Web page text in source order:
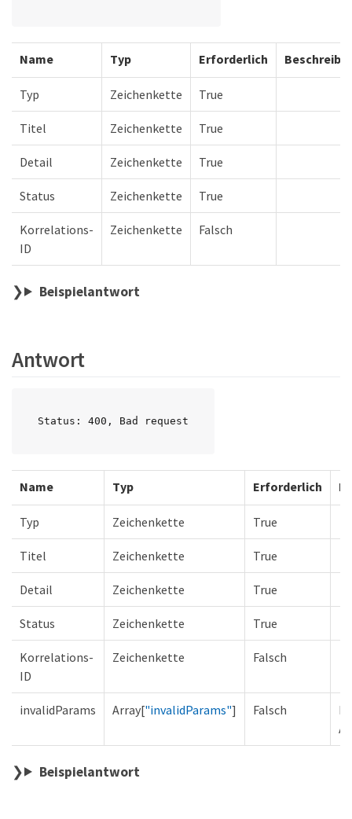
Name Typ Erforderlich
Typ Zeichenkette True
Titel Zeichenkette True
Detail Zeichenkette True
Status Zeichenkette True
Korrelations-
ID
Zeichenkette Falsch
Beispielantwort
Antwort
Status: 400, Bad request
Name Typ Erforderlich
Typ Zeichenkette True
Titel Zeichenkette True
Detail Zeichenkette True
Status Zeichenkette True
Korrelations-
ID
Zeichenkette Falsch
invalidParams Array["invalidParams"] Falsch
Beispielantwort